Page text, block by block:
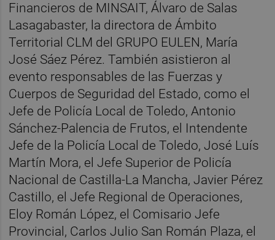
Financieros de MINSAIT, Álvaro de Salas
Lasagabaster, la directora de Ámbito
Territorial CLM del GRUPO EULEN, María
José Sáez Pérez. También asistieron al
evento responsables de las Fuerzas y
Cuerpos de Seguridad del Estado, como el
Jefe de Policía Local de Toledo, Antonio
Sánchez-Palencia de Frutos, el Intendente
Jefe de la Policía Local de Toledo, José Luís
Martín Mora, el Jefe Superior de Policía
Nacional de Castilla-La Mancha, Javier Pérez
Castillo, el Jefe Regional de Operaciones,
Eloy Román López, el Comisario Jefe
Provincial, Carlos Julio San Román Plaza, el